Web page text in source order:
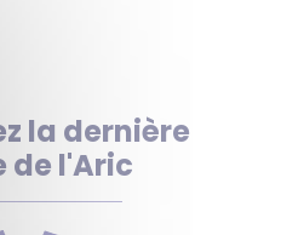
la dernière
de l'Aric